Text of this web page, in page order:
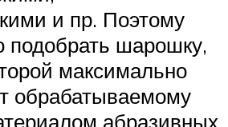
и пр. Поэтому
подобрать шарошку,
максимально
обрабатываемому
абразивных